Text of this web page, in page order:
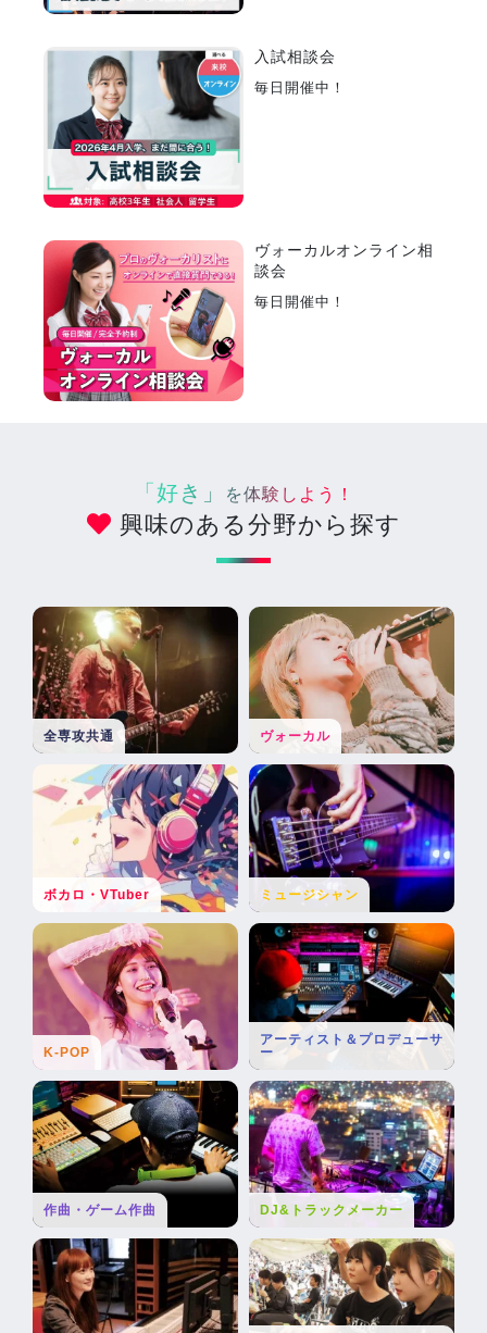
入試相談会
毎日開催中！
ヴォーカルオンライン相
談会
毎日開催中！
「好き」 を体験しよう！
興味のある分野から探す
全専攻共通 ヴォーカル
ボカロ・VTuber ミュージシャン
K-POP
アーティスト＆プロデューサ
ー
作曲・ゲーム作曲 DJ&トラックメーカー